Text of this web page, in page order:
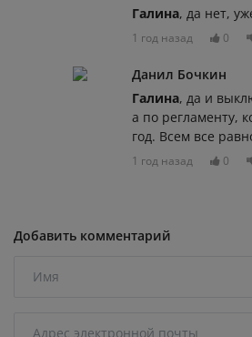
Галина, да нет,
1 год назад 0
Данил Бочкин
Галина, да и
а по регламенту,
год. Всем все
1 год назад 0
Добавить комментарий